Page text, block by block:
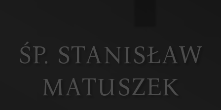
ŚP. STANISŁAW
MATUSZEK